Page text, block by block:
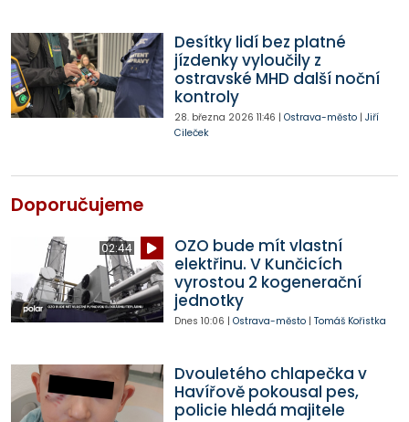
Desítky lidí bez platné
jízdenky vyloučily z
ostravské MHD další noční
kontroly
28. března 2026 11:46 | Ostrava-město| Jiří
Cileček
Doporučujeme
02:44
OZO bude mít vlastní
elektřinu. V Kunčicích
vyrostou 2 kogenerační
jednotky
Dnes 10:06 | Ostrava-město| Tomáš Kořistka
Dvouletého chlapečka v
Havířově pokousal pes,
policie hledá majitele